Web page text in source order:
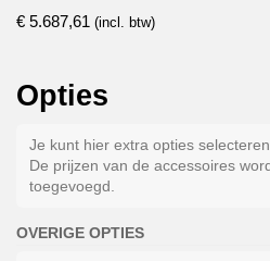
€ 5.687,61 (incl. btw)
Opties
Je kunt hier extra opties
De prijzen van de accessoires
toegevoegd.
OVERIGE OPTIES